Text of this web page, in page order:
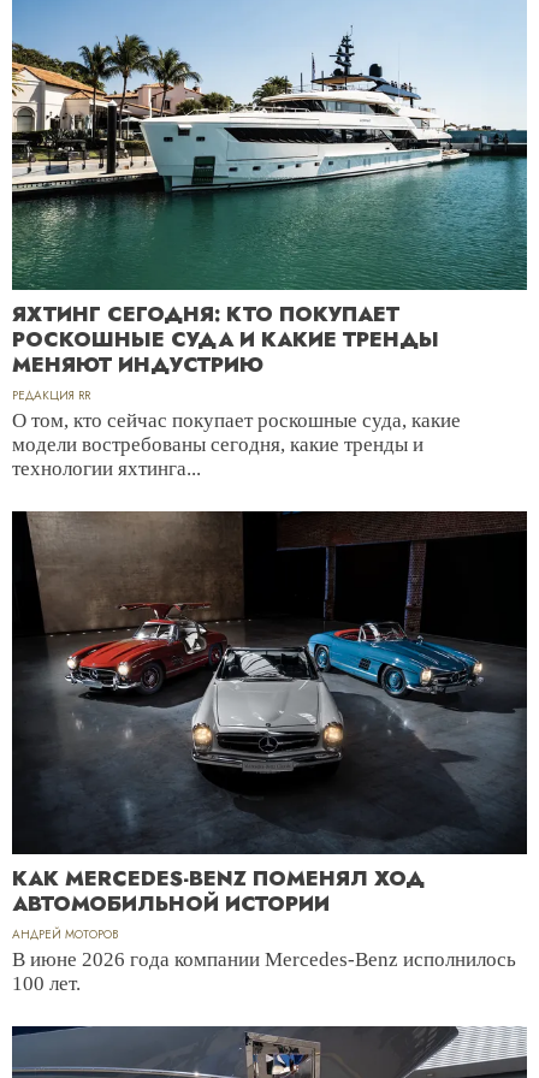
ЯХТИНГ СЕГОДНЯ: КТО ПОКУПАЕТ
РОСКОШНЫЕ СУДА И КАКИЕ ТРЕНДЫ
МЕНЯЮТ ИНДУСТРИЮ
РЕДАКЦИЯ RR
О том, кто сейчас покупает роскошные суда, какие
модели востребованы сегодня, какие тренды и
технологии яхтинга...
КАК MERCEDES-BENZ ПОМЕНЯЛ ХОД
АВТОМОБИЛЬНОЙ ИСТОРИИ
АНДРЕЙ МОТОРОВ
В июне 2026 года компании Mercedes-Benz исполнилось
100 лет.